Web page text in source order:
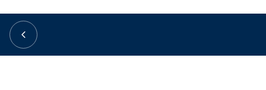
日本語